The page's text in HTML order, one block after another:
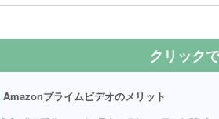
クリック
Amazonプライムビデオのメリット